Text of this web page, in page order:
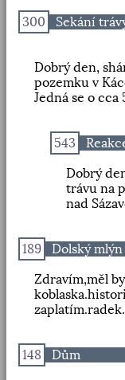
300
Sekání
Dobrý den,
pozemku v
Jedná se o cca
543
Dobrý
trávu na
nad
189
Dolský mlýn
Zdravím,měl
148
Dům